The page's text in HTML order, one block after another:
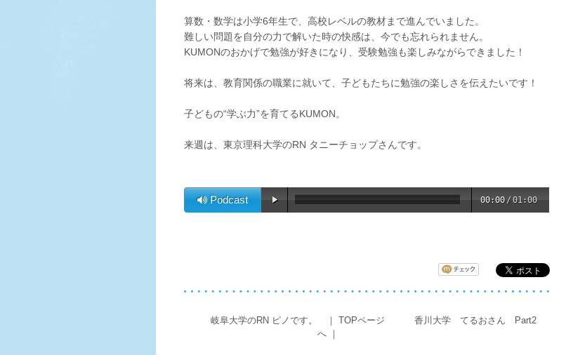
算数・数学は小学6年生で、高校レベルの教材まで進んでいました。
難しい問題を自分の力で解いた時の快感は、今でも忘れられません。
KUMONのおかげで勉強が好きになり、受験勉強も楽しみながらできました！
将来は、教育関係の職業に就いて、子どもたちに勉強の楽しさを伝えたいです！
子どもの“学ぶ力”を育てるKUMON。
来週は、東京理科大学のRN タニーチョップさんです。
Podcast 00:00 /01:00
岐阜大学のRN ピノです。 ｜ TOPページ
へ ｜
香川大学 てるおさん Part2